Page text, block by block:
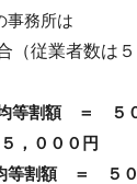
事務所は
（従業者数は
等割額 ＝ ５
，０００円
等割額 ＝ ５